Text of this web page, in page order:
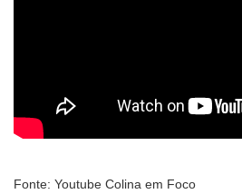
Fonte: Youtube Colina em Foco